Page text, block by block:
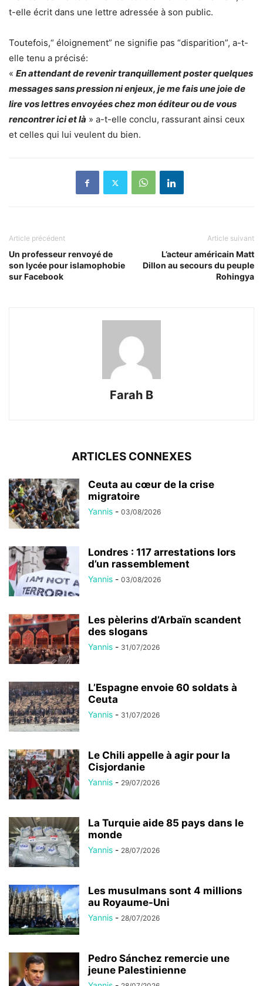
t-elle écrit dans une lettre adressée à son public.
Toutefois,“ éloignement” ne signifie pas “disparition”, a-t-
elle tenu a précisé:
« En attendant de revenir tranquillement poster quelques
messages sans pression ni enjeux, je me fais une joie de
lire vos lettres envoyées chez mon éditeur ou de vous
rencontrer ici et là » a-t-elle conclu, rassurant ainsi ceux
et celles qui lui veulent du bien.
Article précédent
Un professeur renvoyé de
son lycée pour islamophobie
sur Facebook
Article suivant
L’acteur américain Matt
Dillon au secours du peuple
Rohingya
Farah B
ARTICLES CONNEXES
Ceuta au cœur de la crise
migratoire
Yannis - 03/08/2026
Londres : 117 arrestations lors
d’un rassemblement
Yannis - 03/08/2026
Les pèlerins d’Arbaïn scandent
des slogans
Yannis - 31/07/2026
L’Espagne envoie 60 soldats à
Ceuta
Yannis - 31/07/2026
Le Chili appelle à agir pour la
Cisjordanie
Yannis - 29/07/2026
La Turquie aide 85 pays dans le
monde
Yannis - 28/07/2026
Les musulmans sont 4 millions
au Royaume-Uni
Yannis - 28/07/2026
Pedro Sánchez remercie une
jeune Palestinienne